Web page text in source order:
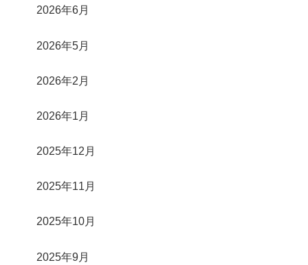
2026年6月
2026年5月
2026年2月
2026年1月
2025年12月
2025年11月
2025年10月
2025年9月